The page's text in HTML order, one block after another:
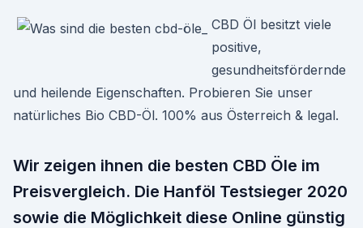
CBD Öl besitzt viele
positive,
gesundheitsfördernde
und heilende Eigenschaften. Probieren Sie unser
natürliches Bio CBD-Öl. 100% aus Österreich & legal.
Wir zeigen ihnen die besten CBD Öle im
Preisvergleich. Die Hanföl Testsieger 2020
sowie die Möglichkeit diese Online günstig